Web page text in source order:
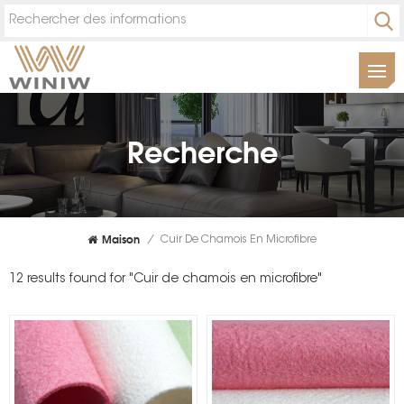
Recherche
Maison / Cuir De Chamois En Microfibre
12 results found for "Cuir de chamois en microfibre"